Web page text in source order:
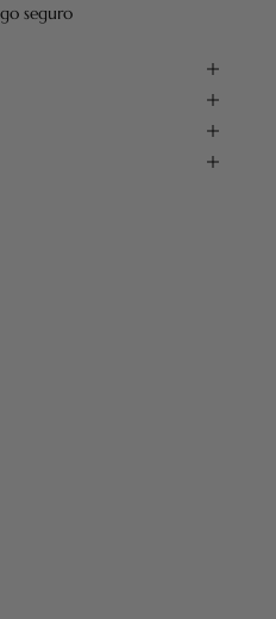
seguro